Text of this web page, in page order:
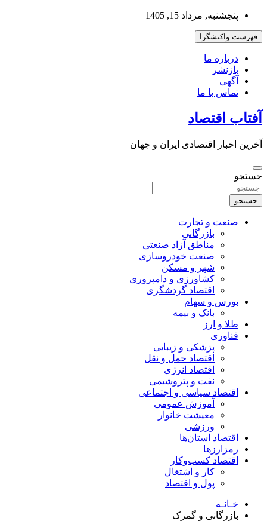
بروید
پنجشنبه, مرداد 15, 1405
فهرست واکنشگرا
درباره ما
بازنشر
آگهی
تماس با ما
آفتاب اقتصاد
آخرین اخبار اقتصادی ایران و جهان
جستجو
جستجو
صنعت و تجارت
بازرگانی
مناطق آزاد صنعتی
صنعت خودروسازی
شهر و مسکن
کشاورزی و دامپروری
اقتصاد گردشگری
بورس و سهام
بانک و بیمه
طلا و ارز
فناوری
پزشکی و زیبایی
اقتصاد حمل و نقل
اقتصاد انرژی
نفت و پتروشیمی
اقتصاد سیاسی و اجتماعی
آموزش عمومی
معیشت خانوار
ورزشی
اقتصاد استان‌ها
رمزارزها
اقتصاد کسب‌و‌کار
کار و اشتغال
پول و اقتصاد
خـانـه
بازرگانی و گمرک